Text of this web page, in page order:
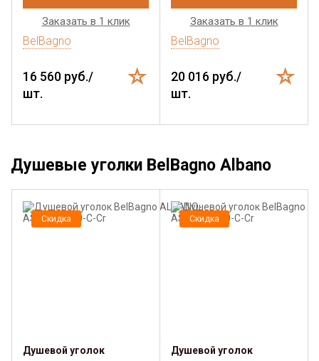
Заказать в 1 клик
BelBagno
16 560 руб./
шт.
Заказать в 1 клик
BelBagno
20 016 руб./
шт.
Душевые уголки BelBagno Albano
Скидка
Душевой уголок
Скидка
Душевой уголок